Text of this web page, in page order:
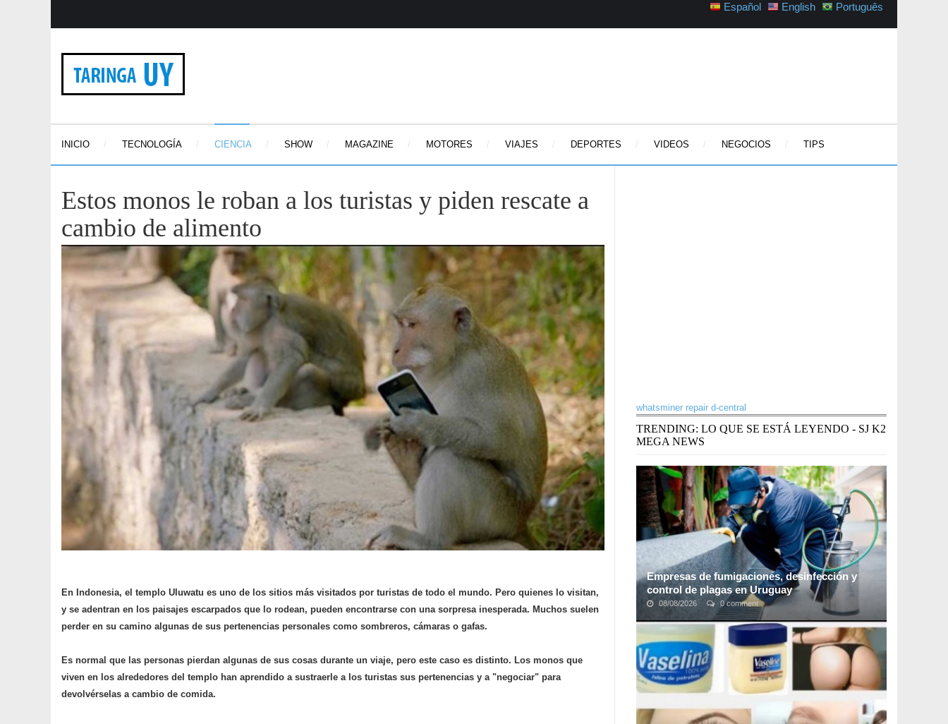
Español English Português
INICIO TECNOLOGÍA CIENCIA SHOW MAGAZINE MOTORES VIAJES DEPORTES VIDEOS NEGOCIOS TIPS
Estos monos le roban a los turistas y piden rescate a
cambio de alimento
En Indonesia, el templo Uluwatu es uno de los sitios más visitados por turistas de todo el mundo. Pero quienes lo visitan,
y se adentran en los paisajes escarpados que lo rodean, pueden encontrarse con una sorpresa inesperada. Muchos suelen
perder en su camino algunas de sus pertenencias personales como sombreros, cámaras o gafas.
Es normal que las personas pierdan algunas de sus cosas durante un viaje, pero este caso es distinto. Los monos que
viven en los alrededores del templo han aprendido a sustraerle a los turistas sus pertenencias y a "negociar" para
devolvérselas a cambio de comida.
whatsminer repair d-central
TRENDING: LO QUE SE ESTÁ LEYENDO - SJ K2
MEGA NEWS
Empresas de fumigaciones, desinfección y
control de plagas en Uruguay
08/08/2026 0 comment
Las empresas de control de plagas se han convertido
en una de las alternativas más favorables para el
público uruguayo, gracias a que este tipo de ...